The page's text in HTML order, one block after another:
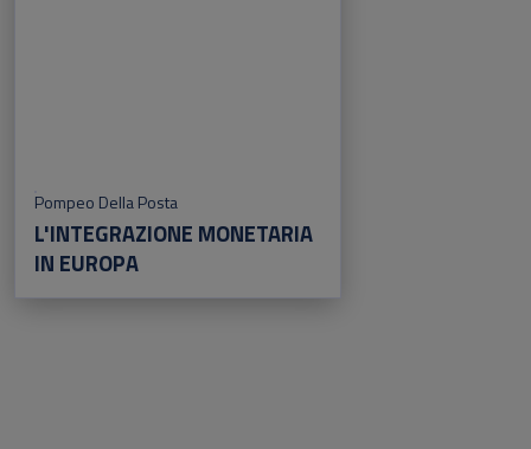
Pompeo Della Posta
L'INTEGRAZIONE MONETARIA
IN EUROPA